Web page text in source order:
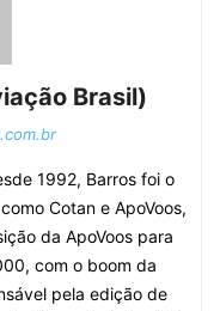
Brasil)
1992, Barros foi o
Cotan e ApoVoos,
da ApoVoos para
com o boom da
pela edição de